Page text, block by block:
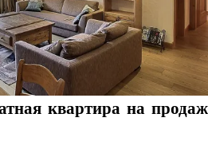
квартира на